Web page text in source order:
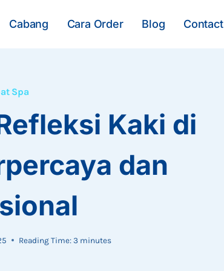
Cabang Cara Order Blog Contact
Spa
Kaki di
dan
Reading Time:3 minutes